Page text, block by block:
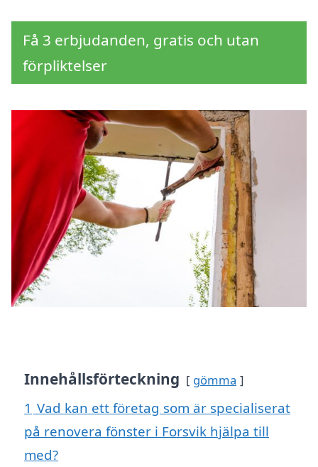
Få 3 erbjudanden, gratis och utan
förpliktelser
Innehållsförteckning gömma
1 Vad kan ett företag som är specialiserat
på renovera fönster i Forsvik hjälpa till
med?